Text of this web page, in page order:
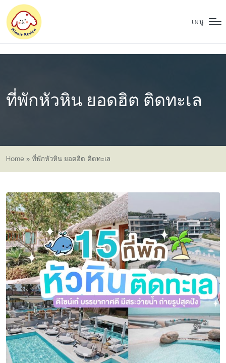
เมนู
ที่พักหัวหิน ยอดฮิต ติดทะเล
Home » ที่พักหัวหิน ยอดฮิต ติดทะเล